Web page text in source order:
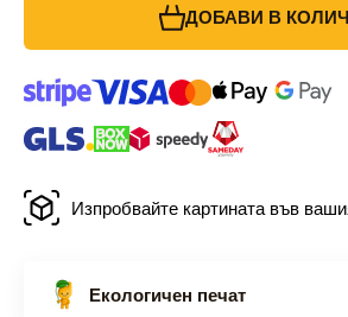
ДОБАВИ В
Изпробвайте картината във
Екологичен печат